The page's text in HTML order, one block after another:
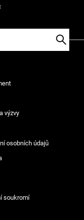
výzvy
osobních údajů
soukromí